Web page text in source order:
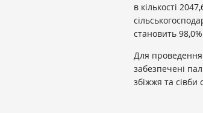
в кількості
становить
Для проведення
забезпечені
збіжжя та